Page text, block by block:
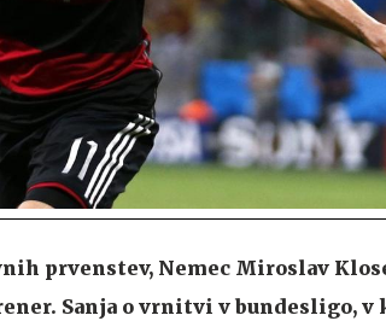
prvenstev, Nemec Miroslav
Sanja o vrnitvi v bundesligo, v